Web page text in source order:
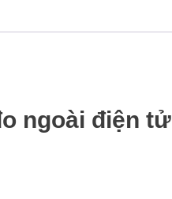
ngoài điện tử